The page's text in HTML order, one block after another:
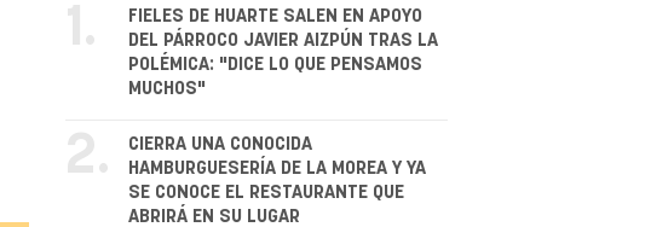
1.
FIELES DE HUARTE SALEN EN APOYO
DEL PÁRROCO JAVIER AIZPÚN TRAS LA
POLÉMICA: "DICE LO QUE PENSAMOS
MUCHOS"
2.
CIERRA UNA CONOCIDA
HAMBURGUESERÍA DE LA MOREA Y YA
SE CONOCE EL RESTAURANTE QUE
ABRIRÁ EN SU LUGAR